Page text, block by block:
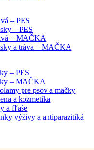
– PES
– PES
– MAČKA
a tráva – MAČKA
– PES
– MAČKA
pre psov a mačky
a kozmetika
a fľaše
výživy a antiparazitiká